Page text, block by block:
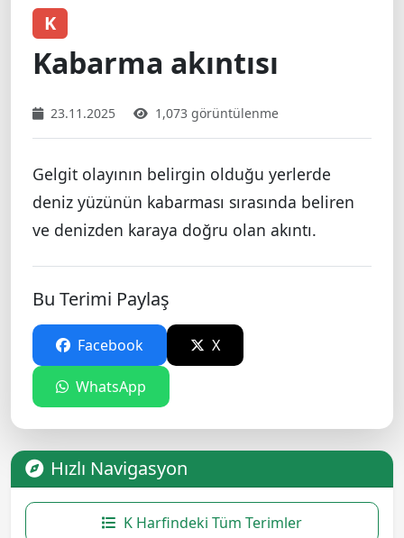
K
Kabarma akıntısı
23.11.2025 1,073 görüntülenme
Gelgit olayının belirgin olduğu yerlerde
deniz yüzünün kabarması sırasında beliren
ve denizden karaya doğru olan akıntı.
Bu Terimi Paylaş
Facebook X
WhatsApp
Hızlı Navigasyon
K Harfindeki Tüm Terimler